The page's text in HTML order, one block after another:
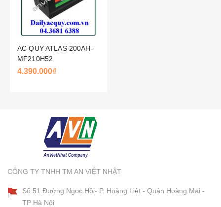
AC QUY ATLAS 200AH-
MF210H52
4.390.000₫
CÔNG TY TNHH TM AN VIỆT NHẬT
Số 51 Đường Ngọc Hồi- P. Hoàng Liệt - Quận Hoàng Mai -
TP Hà Nội